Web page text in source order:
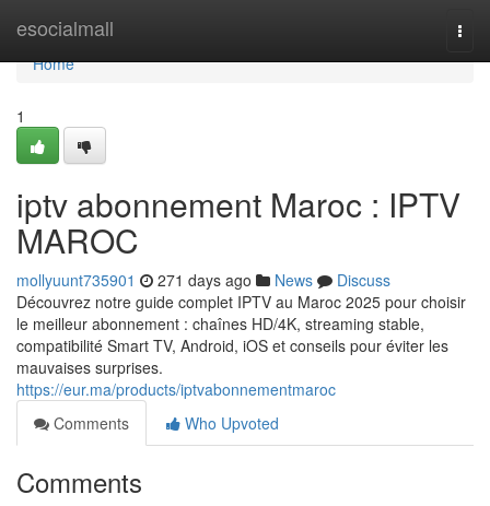
esocialmall
Home
Home
1
iptv abonnement Maroc : IPTV
MAROC
mollyuunt735901 271 days ago News
Discuss
Découvrez notre guide complet IPTV au Maroc 2025 pour choisir
le meilleur abonnement : chaînes HD/4K, streaming stable,
compatibilité Smart TV, Android, iOS et conseils pour éviter les
mauvaises surprises.
https://eur.ma/products/iptvabonnementmaroc
Comments
Who Upvoted
Comments